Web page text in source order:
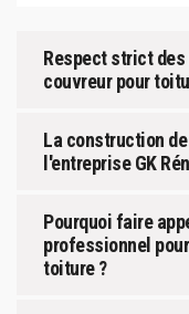
Respect strict des
couvreur pour
La construction
l'entreprise GK
Pourquoi faire
professionnel
toiture ?